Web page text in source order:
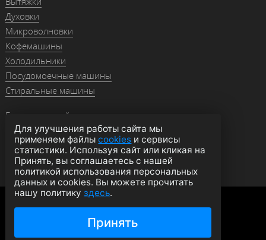
Духовки
Микроволновки
Кофемашины
Холодильники
Посудомоечные машины
Стиральные машины
Гранитные мойки
Мойки из нержавейки
Смесители
Аксессуары
© 2026 moyki1.ru
Политика конфиденциальности
Согласие на обработку данных
Для улучшения работы сайта мы
применяем файлыcookies и сервисы
статистики. Используя сайт или кликая на
Принять, вы соглашаетесь с нашей
политикой использования персональных
данных и cookies. Вы можете прочитать
нашу политикуздесь.
Принять